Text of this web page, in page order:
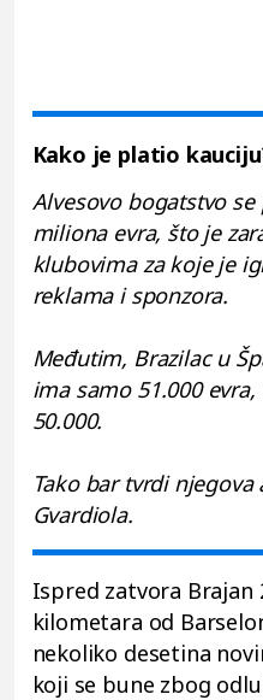
Kako je platio
Alvesovo bogatstvo
miliona evra, što je
klubovima za koje je
reklama i sponzora.
Međutim, Brazilac u
ima samo 51.000
50.000.
Tako bar tvrdi njegova
Gvardiola.
Ispred zatvora Brajan
kilometara od
nekoliko desetina
koji se bune zbog